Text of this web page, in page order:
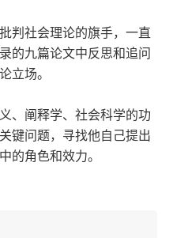
判社会理论的旗手，一直
的九篇论文中反思和追问
立场。
、阐释学、社会科学的功
键问题，寻找他自己提出
的角色和效力。